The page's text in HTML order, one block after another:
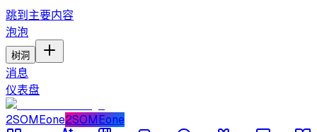
跳到主要内容
泡泡
树洞
消息
仪表盘
2SOMEone2SOMEone